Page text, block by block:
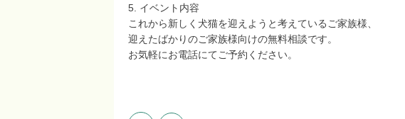
5. イベント内容
これから新しく犬猫を迎えようと考えているご家族様、
迎えたばかりのご家族様向けの無料相談です。
お気軽にお電話にてご予約ください。